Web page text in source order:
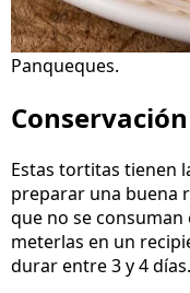
Panqueques.
Estas tortitas tienen
preparar una buena
que no se consuman
meterlas en un
durar entre 3 y 4 días.